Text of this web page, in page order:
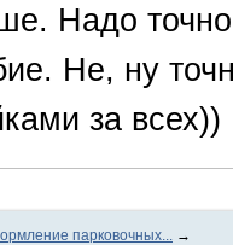
Надо
Не, ну
за всех))
парковочных... →